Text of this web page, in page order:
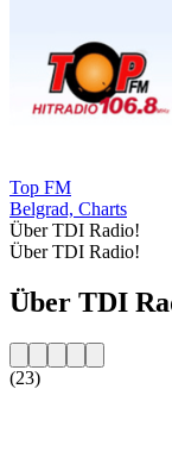
Top FM
Belgrad, Charts
Über TDI Radio!
Über TDI Radio!
Über TDI
(23)